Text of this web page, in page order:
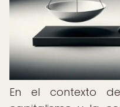
En el contexto